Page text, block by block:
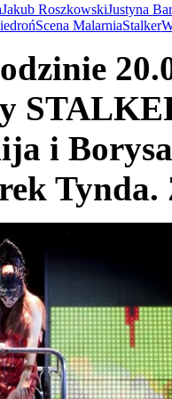
Jakub RoszkowskiJustyna
Scena MalarniaStalker
i
Tynda.